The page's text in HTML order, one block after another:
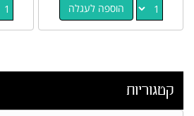
הוספה לעגלה
קטגוריות